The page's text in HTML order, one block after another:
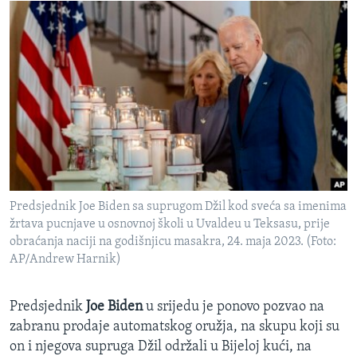
SLOBODA MEDIJA
ŽENSKA STRANA
IZBJEGLIČKA STRANA
MAGAZIN
O GLASU AMERIKE
Learning English
PRATITE NAS
Predsjednik Joe Biden sa suprugom Džil kod sveća sa imenima
žrtava pucnjave u osnovnoj školi u Uvaldeu u Teksasu, prije
obraćanja naciji na godišnjicu masakra, 24. maja 2023. (Foto:
AP/Andrew Harnik)
Predsjednik Joe Bidenu srijedu je ponovo pozvao na
zabranu prodaje automatskog oružja, na skupu koji su
on i njegova supruga Džil održali u Bijeloj kući, na